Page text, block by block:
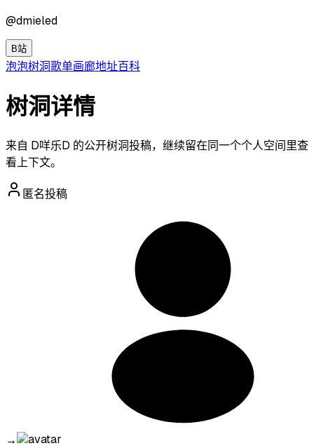
@dmieled
B站
泡泡树洞歌单画廊地址百科
树洞详情
来自 D咩乐D 的公开树洞投稿，继续留在同一个个人空间里查
看上下文。
匿名投稿
→